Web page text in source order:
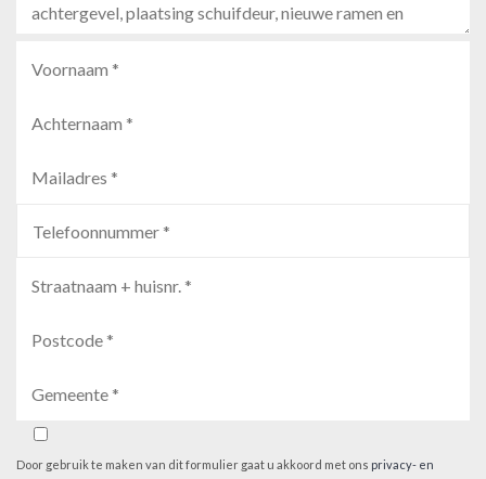
Door gebruik te maken van dit formulier gaat u akkoord met ons privacy- en